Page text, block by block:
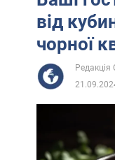
від
чорної
Редакція